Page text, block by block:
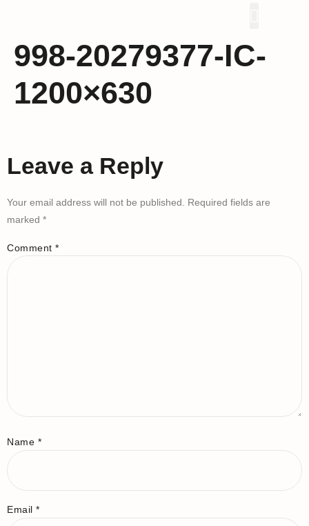
998-20279377-IC-
1200×630
Leave a Reply
Your email address will not be published.
Required fields are
marked *
Comment *
Name *
Email *